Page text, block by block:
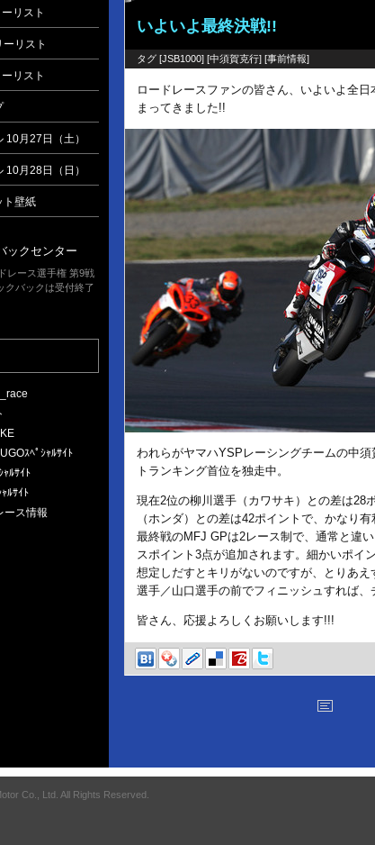
いよいよ最終決戦!!
タグ [JSB1000] [中須賀克行] [事前情報]
ロードレースファンの皆さん、いよいよ全
まってきました!!
われらがヤマハYSPレーシングチームの中
トランキング首位を独走中。
現在2位の柳川選手（カワサキ）との差は28
（ホンダ）との差は42ポイントで、かなり
最終戦のMFJ GPは2レース制で、通常と違
スポイント3点が追加されます。細かいポイ
想定しだすとキリがないのですが、とりあえ
選手／山口選手の前でフィニッシュすれば
皆さん、応援よろしくお願いします!!!
リスト
リスト
リスト
10月27日（土）
10月28日（日）
ト壁紙
ックセンター
レース選手権 第9戦
クバックは受付終了
ｽﾍﾟｼｬﾙｻｲﾄ
ﾙｻｲﾄ
ﾙｻｲﾄ
ース情報
Co., Ltd. All Rights Reserved.